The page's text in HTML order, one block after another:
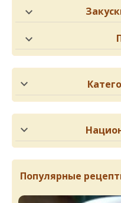
Популярные